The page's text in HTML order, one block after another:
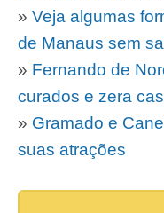
» Veja algumas
de Manaus sem
» Fernando de
curados e zera
» Gramado e
suas atrações